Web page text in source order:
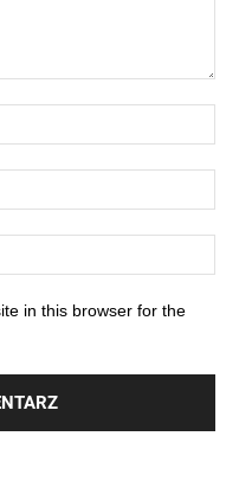
in this browser for the